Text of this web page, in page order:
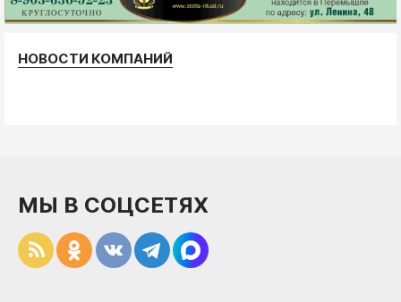
НОВОСТИ КОМПАНИЙ
МЫ В СОЦСЕТЯХ